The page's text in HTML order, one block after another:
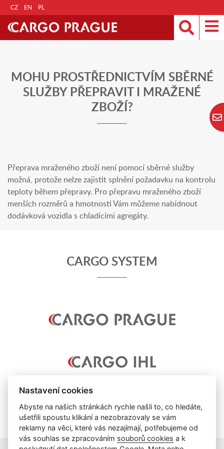
CZ EN PL
MOHU PROSTŘEDNICTVÍM SBĚRNÉ
SLUŽBY PŘEPRAVIT I MRAŽENÉ
ZBOŽÍ?
Přeprava mraženého zboží není pomocí sběrné služby
možná, protože nelze zajistit splnění požadavku na kontrolu
teploty během přepravy. Pro přepravu mraženého zboží
menších rozměrů a hmotnosti Vám můžeme nabídnout
dodávková vozidla s chladícími agregáty.
CARGO SYSTEM
Nastavení cookies
Abyste na našich stránkách rychle našli to, co hledáte,
ušetřili spoustu klikání a nezobrazovaly se vám
reklamy na věci, které vás nezajímají, potřebujeme od
vás souhlas se zpracováním souborů cookies a k